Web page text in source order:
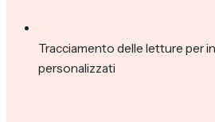
Tracciamento delle letture per
personalizzati